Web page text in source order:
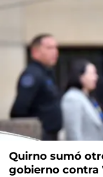
Quirno sumó
gobierno contra